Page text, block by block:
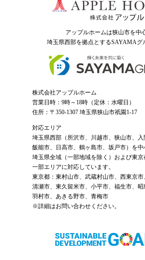
アップルホームは狭山市を中
埼玉県西部を拠点とするSAYAMAグ
株式会社アップルホーム
営業日時：9時～18時（定休：水曜日）
住所：〒350-1307 埼玉県狭山市祇園1-17
対応エリア
埼玉県西部（ 所沢市、 川越市、狭山市、入
飯能市、日高市、鶴ヶ島市、坂戸市）を中
埼玉県全域（一部地域を除く）および東京
一部エリアに対応しています。
東京都：東村山市、武蔵村山市、西東京市
清瀬市、東久留米市、小平市、福生市、昭
羽村市、あきる野市、青梅市
※詳細はお問い合わせください。